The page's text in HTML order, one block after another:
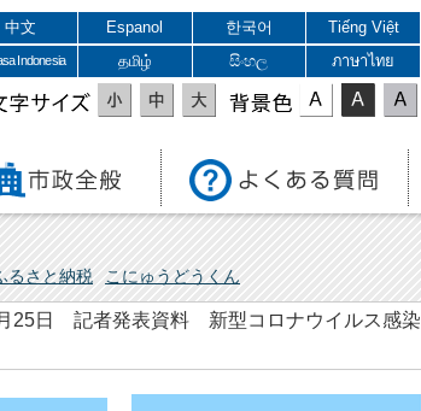
中文 Espanol 한국어
Tiếng Việt
Indonesia தமிழ் සිංහල ภาษาไทย
字サイズ 表示色
るさと納税 こにゅうどうくん
25日 記者発表資料 新型コロナウイルス感染